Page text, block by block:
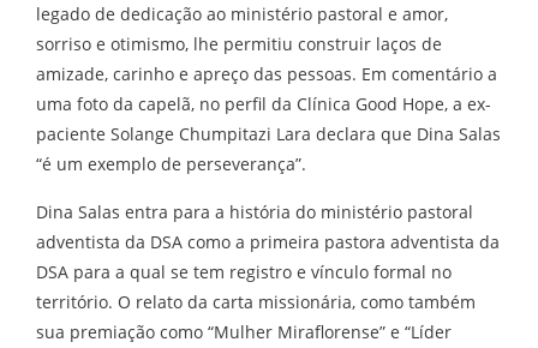
legado de dedicação ao ministério pastoral e amor,
sorriso e otimismo, lhe permitiu construir laços de
amizade, carinho e apreço das pessoas. Em comentário a
uma foto da capelã, no perfil da Clínica Good Hope, a ex-
paciente Solange Chumpitazi Lara declara que Dina Salas
“é um exemplo de perseverança”.
Dina Salas entra para a história do ministério pastoral
adventista da DSA como a primeira pastora adventista da
DSA para a qual se tem registro e vínculo formal no
território. O relato da carta missionária, como também
sua premiação como “Mulher Miraflorense” e “Líder